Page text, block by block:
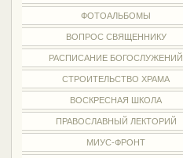
ФОТОАЛЬБОМЫ
ВОПРОС СВЯЩЕННИКУ
РАСПИСАНИЕ БОГОСЛУЖЕНИЙ
СТРОИТЕЛЬСТВО ХРАМА
ВОСКРЕСНАЯ ШКОЛА
ПРАВОСЛАВНЫЙ ЛЕКТОРИЙ
МИУС-ФРОНТ